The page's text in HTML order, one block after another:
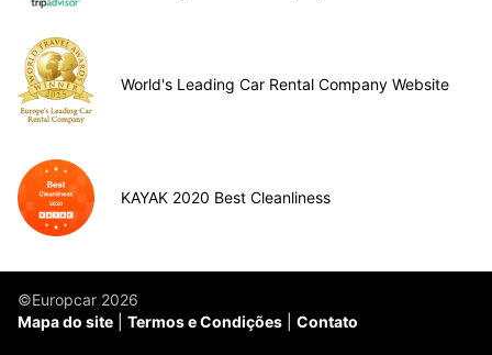
World's Leading Car Rental Company Website
KAYAK 2020 Best Cleanliness
©Europcar 2026
Mapa do site
Termos e Condições Contato